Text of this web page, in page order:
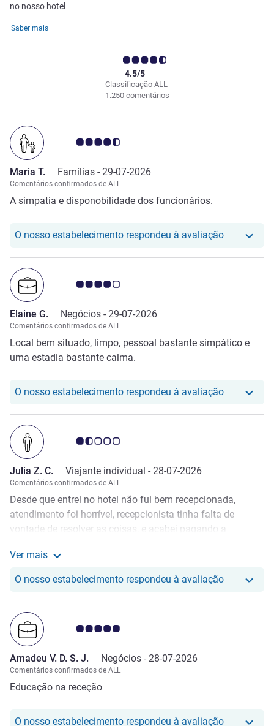
no nosso hotel
Saber mais
Classificação ALL
4.5/5
1.250 comentários
Nota clientes Avis 4.5/5
Maria T. Famílias - 29-07-2026
Comentários confirmados de ALL
A simpatia e disponobilidade dos funcionários.
O nosso estabelecimento respondeu à avaliaçãoO nosso
Nota clientes Avis 4.0/5
Elaine G. Negócios - 29-07-2026
Comentários confirmados de ALL
Local bem situado, limpo, pessoal bastante simpático e
uma estadia bastante calma.
O nosso estabelecimento respondeu à avaliaçãoO nosso
Nota clientes Avis 1.5/5
Julia Z. C. Viajante individual - 28-07-2026
Comentários confirmados de ALL
Desde que entrei no hotel não fui bem recepcionada,
atendimento foi horrível, recepcionista tinha falta de
vontade de resolver as coisas, e acabei pagando a
sabia fazer. Como membro Gold e funcionária da Accor
me decepcionei com o atendimento e nunca voltaria a
esse hotel. Achei super mal sinalizado onde ficava o hotel
quando você quer entrar pelo Shopping e também a noite
tem que entrar pelo estacionamento. As únicas coisas
boas foram o café da manhã onde o cara que estava
trabalhando foi super atencioso e fez diferença na estadia.
O ar condicionado funcionava bem!
Ver mais
O nosso estabelecimento respondeu à avaliaçãoO nosso
Nota clientes Avis 5.0/5
Amadeu V. D. S. J. Negócios - 28-07-2026
Comentários confirmados de ALL
Educação na receção
O nosso estabelecimento respondeu à avaliaçãoO nosso